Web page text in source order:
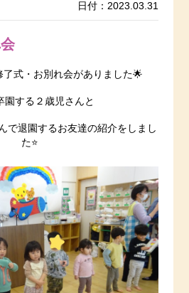
日付：2023.03.31
了式・お別れ会がありました🌟
園する２歳児さんと
で退園するお友達の紹介をしまし
た⭐️